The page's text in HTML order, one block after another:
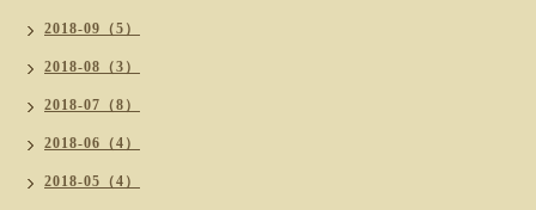
2018-09（5）
2018-08（3）
2018-07（8）
2018-06（4）
2018-05（4）